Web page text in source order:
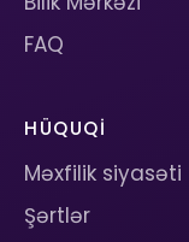
FAQ
HÜQUQI
Məxfilik siyasəti
Şərtlər